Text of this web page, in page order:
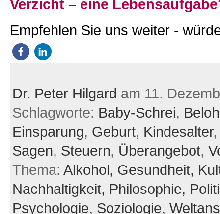
Verzicht – eine
Empfehlen Sie uns weiter -
Dr. Peter Hilgard am 11.
Schlagworte: Baby-Schrei,
Einsparung, Geburt, Kindesalter
Sagen, Steuern, Überangebot,
Thema: Alkohol, Gesundheit,
Nachhaltigkeit, Philosophie,
Psychologie, Soziologie,